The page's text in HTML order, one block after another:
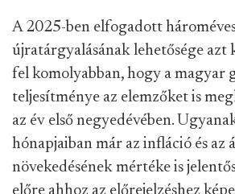
A 2025-ben elfogadott
újratárgyalásának lehetősége azt
fel komolyabban, hogy a magyar
teljesítménye az elemzőket is
az év első negyedévében.
hónapjaiban már az infláció és az
növekedésének mértéke is
előre ahhoz az előrejelzéshez